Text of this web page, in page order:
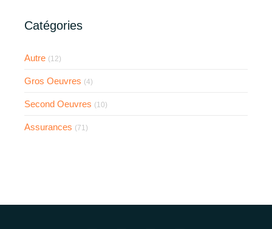
Catégories
Autre (12)
Gros Oeuvres (4)
Second Oeuvres (10)
Assurances (71)